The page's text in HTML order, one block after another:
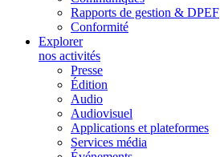
Rapports de gestion & DPEF
Conformité
Explorer
nos activités
Presse
Édition
Audio
Audiovisuel
Applications et plateformes
Services média